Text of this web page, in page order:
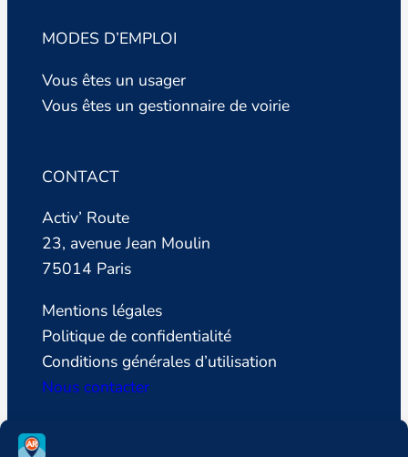
MODES D’EMPLOI
Vous êtes un usager
Vous êtes un gestionnaire de voirie
CONTACT
Activ’ Route
23, avenue Jean Moulin
75014 Paris
Mentions légales
Politique de confidentialité
Conditions générales d’utilisation
Nous contacter